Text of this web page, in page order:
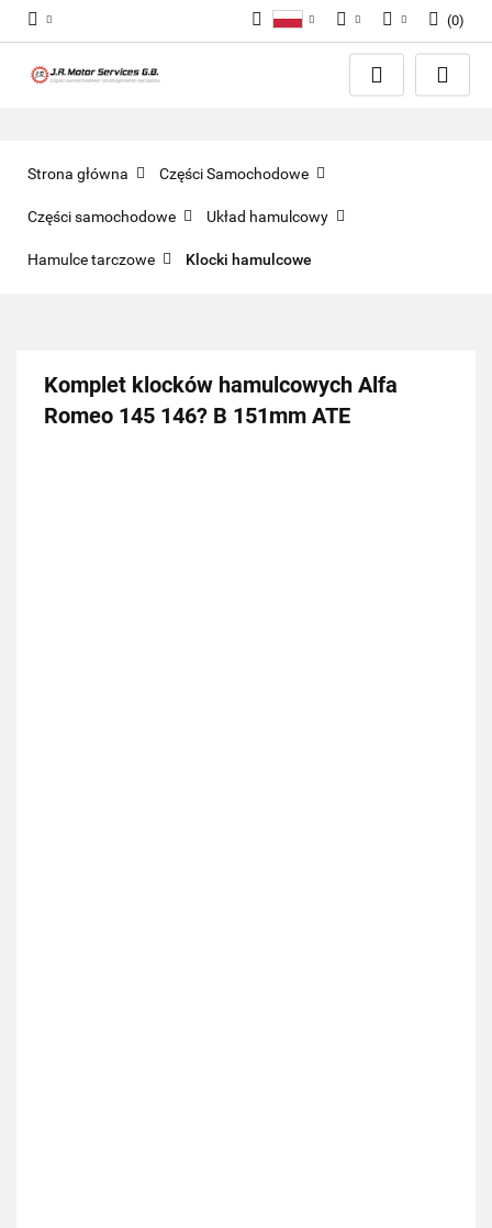
Zaloguj się
Zgody cookies
(0)
Strona główna Części Samochodowe
Części samochodowe Układ hamulcowy
Hamulce tarczowe Klocki hamulcowe
Komplet klocków hamulcowych Alfa
Romeo 145 146? B 151mm ATE